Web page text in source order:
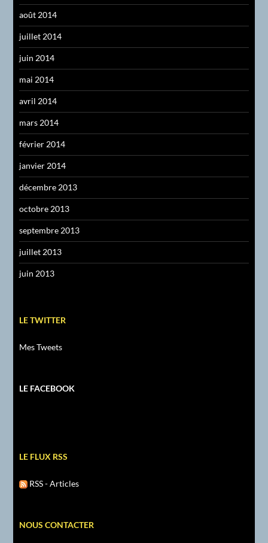
août 2014
juillet 2014
juin 2014
mai 2014
avril 2014
mars 2014
février 2014
janvier 2014
décembre 2013
octobre 2013
septembre 2013
juillet 2013
juin 2013
LE TWITTER
Mes Tweets
LE FACEBOOK
LE FLUX RSS
RSS - Articles
NOUS CONTACTER